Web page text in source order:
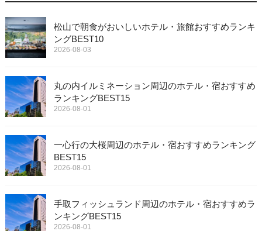
松山で朝食がおいしいホテル・旅館おすすめランキ
ングBEST10
2026-08-03
丸の内イルミネーション周辺のホテル・宿おすすめ
ランキングBEST15
2026-08-01
一心行の大桜周辺のホテル・宿おすすめランキング
BEST15
2026-08-01
手取フィッシュランド周辺のホテル・宿おすすめラ
ンキングBEST15
2026-08-01